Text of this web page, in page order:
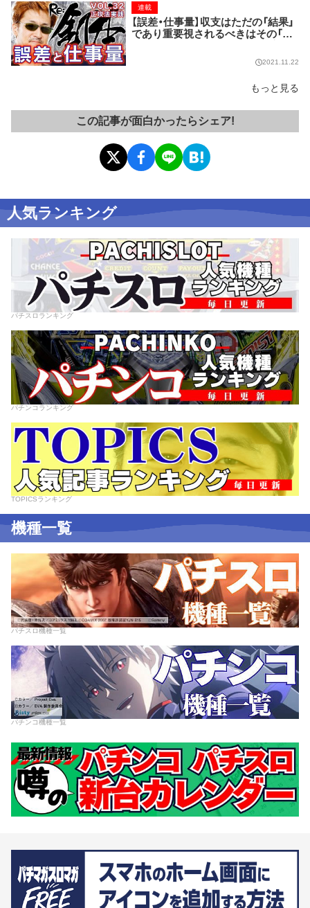
【誤差・仕事量】収支はただの「結果」
であり重要視されるべきはその「過
連載
2021.11.22
もっと見る
この記事が面白かったらシェア!
人気ランキング
パチスロランキング
パチンコランキング
TOPICSランキング
機種一覧
パチスロ機種一覧
パチンコ機種一覧